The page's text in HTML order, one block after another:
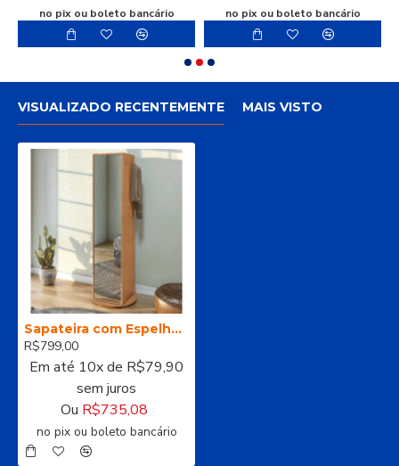
no pix ou boleto bancário no pix ou boleto bancário
VISUALIZADO RECENTEMENTE MAIS VISTO
Sapateira com Espelho Esthela
R$799,00
Em até 10x de R$79,90
sem juros
Ou R$735,08
no pix ou boleto bancário